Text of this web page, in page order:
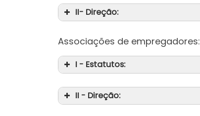
II- Direção:
Associações de empregadores:
I - Estatutos:
II - Direção: